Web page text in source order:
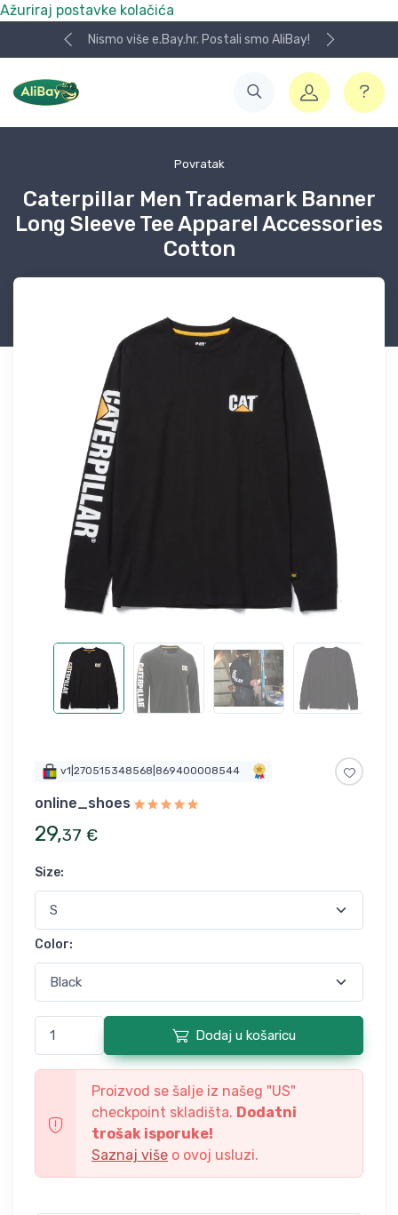
Ažuriraj postavke kolačića
Nismo više e.Bay.hr. Postali smo AliBay!
Povratak
Caterpillar Men Trademark Banner
Long Sleeve Tee Apparel Accessories
Cotton
v1|270515348568|869400008544
online_shoes
29,37 €
Size:
Color:
Dodaj u košaricu
Proizvod se šalje iz našeg "US"
checkpoint skladišta. Dodatni
trošak isporuke!
Saznaj više o ovoj usluzi.